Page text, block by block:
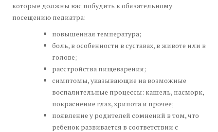
которые должны вас побудить к обязательному
посещению педиатра:
повышенная температура;
боль, в особенности в суставах, в животе или в
голове;
расстройства пищеварения;
симптомы, указывающие на возможные
воспалительные процессы: кашель, насморк,
покраснение глаз, хрипота и прочее;
появление у родителей сомнений в том, что
ребенок развивается в соответствии с